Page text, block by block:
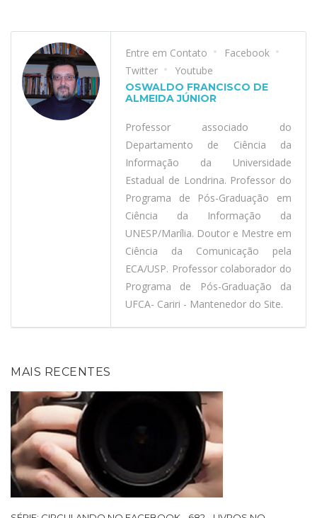
Entre em Contato
Facebook
Twitter
Youtube
OSWALDO FRANCISCO DE
ALMEIDA JÚNIOR
Professor associado do
Departamento de Ciência da
Informação da Universidade
Estadual de Londrina. Professor do
Programa de Pós-Graduação em
Ciência da Informação da
UNESP/Marília. Doutor e Mestre em
Ciência da Comunicação pela
ECA/USP. Professor colaborador do
Programa de Pós-Graduação da
UFCA- Cariri - Mantenedor do Site.
MAIS RECENTES